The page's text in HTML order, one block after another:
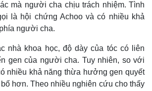
Vũ khí
Việt Nam
Phân tích
mà người cha chịu trách nhiệm. Tình
là hội chứng Achoo và có nhiều khả
người cha.
nhà khoa học, độ dày của tóc có liên
gen của người cha. Tuy nhiên, so với
nhiều khả năng thừa hưởng gen quyết
hơn. Theo nhiều nghiên cứu cho thấy